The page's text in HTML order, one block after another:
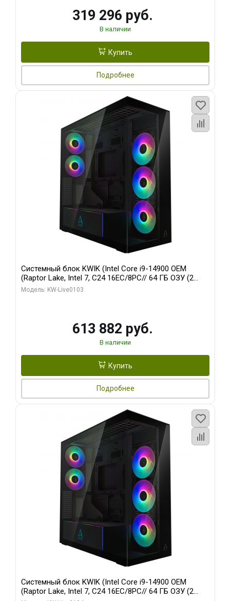
319 296 руб.
В наличии
Купить
Подробнее
Системный блок KWIK (Intel Core i9-14900 OEM
(Raptor Lake, Intel 7, C24 16EC/8PC// 64 ГБ ОЗУ (2
модуля)/ Afox RTX4090 24GB GDDR6X 384-Bit 3xDP
Модель: KW-Live0103
613 882 руб.
В наличии
Купить
Подробнее
Системный блок KWIK (Intel Core i9-14900 OEM
(Raptor Lake, Intel 7, C24 16EC/8PC// 64 ГБ ОЗУ (2